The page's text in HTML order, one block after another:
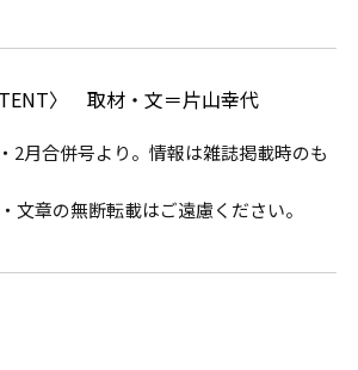
〉 取材・文＝片山幸代
2月合併号より。情報は雑誌掲載時のも
文章の無断転載はご遠慮ください。